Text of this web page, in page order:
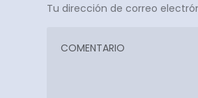
Tu dirección de correo